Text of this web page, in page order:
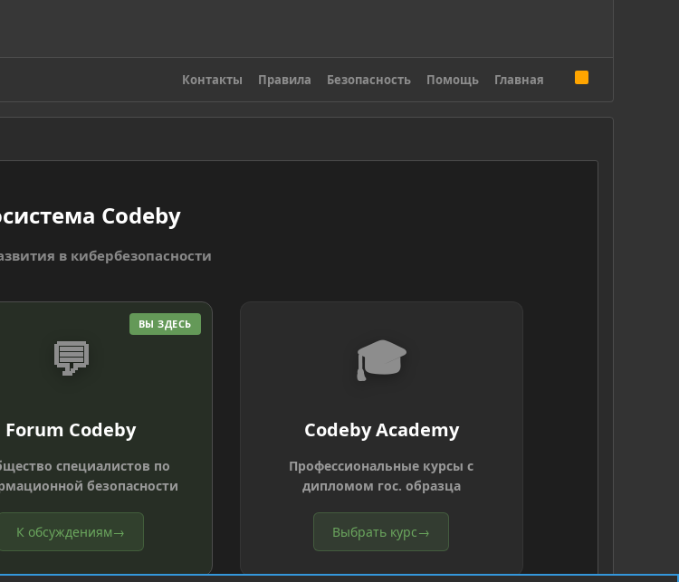
Контакты Правила Безопасность Помощь Главная
S
Codeby
в кибербезопасности
ВЫ ЗДЕСЬ
💬
Forum Codeby
специалистов по
безопасности
К обсуждениям→
🎓
Codeby Academy
Профессиональные курсы с
дипломом гос. образца
Выбрать курс→